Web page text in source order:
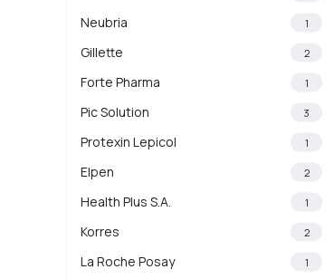
Neubria 1
Gillette 2
Forte Pharma 1
Pic Solution 3
Protexin Lepicol 1
Elpen 2
Health Plus S.A. 1
Korres 2
La Roche Posay 1